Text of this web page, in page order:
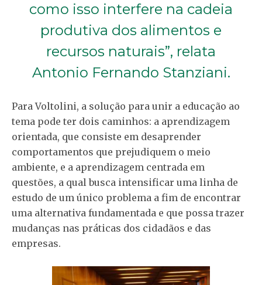
como isso interfere na cadeia
produtiva dos alimentos e
recursos naturais”, relata
Antonio Fernando Stanziani.
Para Voltolini, a solução para unir a educação ao
tema pode ter dois caminhos: a aprendizagem
orientada, que consiste em desaprender
comportamentos que prejudiquem o meio
ambiente, e a aprendizagem centrada em
questões, a qual busca intensificar uma linha de
estudo de um único problema a fim de encontrar
uma alternativa fundamentada e que possa trazer
mudanças nas práticas dos cidadãos e das
empresas.